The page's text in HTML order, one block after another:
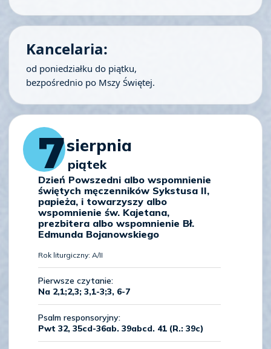
Kancelaria:
od poniedziałku do piątku,
bezpośrednio po Mszy Świętej.